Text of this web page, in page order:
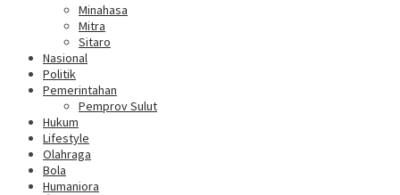
Minahasa
Mitra
Sitaro
Nasional
Politik
Pemerintahan
Pemprov Sulut
Hukum
Lifestyle
Olahraga
Bola
Humaniora